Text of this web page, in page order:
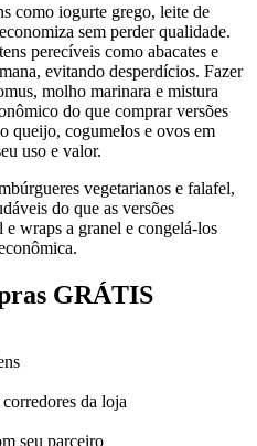
como iogurte grego, leite de
sem perder qualidade.
perecíveis como abacates e
evitando desperdícios. Fazer
molho marinara e mistura
do que comprar versões
queijo, cogumelos e ovos em
uso e valor.
vegetarianos e falafel,
do que as versões
wraps a granel e congelá-los
GRÁTIS
da loja
seu parceiro